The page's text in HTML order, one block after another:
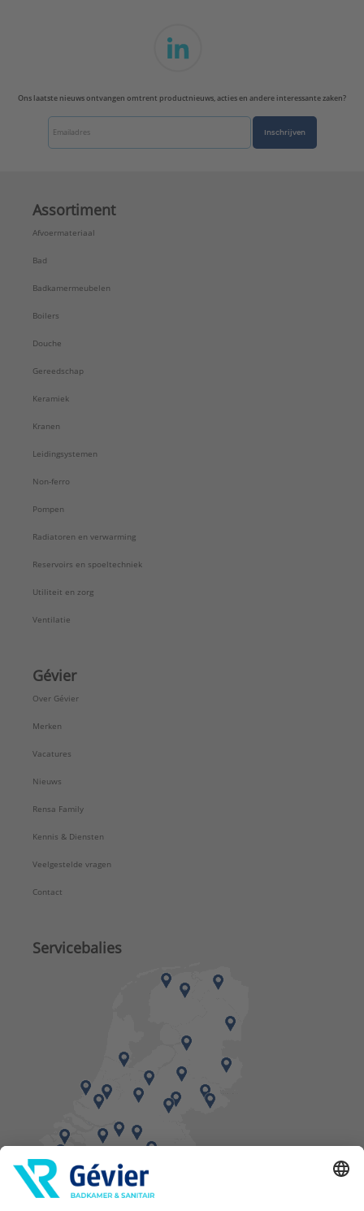
Ons laatste nieuws ontvangen omtrent productnieuws, acties en andere interessante zaken?
Inschrijven
Assortiment
Afvoermateriaal
Bad
Badkamermeubelen
Boilers
Douche
Gereedschap
Keramiek
Kranen
Leidingsystemen
Non-ferro
Pompen
Radiatoren en verwarming
Reservoirs en spoeltechniek
Utiliteit en zorg
Ventilatie
Gévier
Over Gévier
Merken
Vacatures
Nieuws
Rensa Family
Kennis & Diensten
Veelgestelde vragen
Contact
Servicebalies
Vind een balie in de buurt